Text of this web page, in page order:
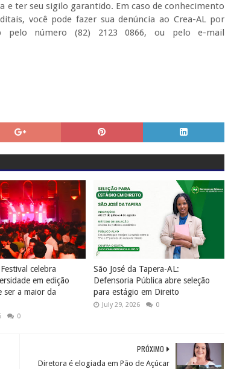
e ter seu sigilo garantido. Em caso de conhecimento
você pode fazer sua denúncia ao Crea-AL por
pelo número (82) 2123 0866, ou pelo e-mail
celebra
em edição
ser a maior da
0
São José da Tapera-AL:
Defensoria Pública abre seleção
para estágio em Direito
July 29, 2026 0
PRÓXIMO
Diretora é elogiada em Pão de Açúcar